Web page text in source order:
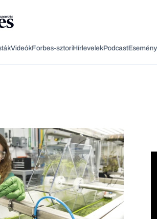
VideókForbes-sztoriHírlevelekPodcast